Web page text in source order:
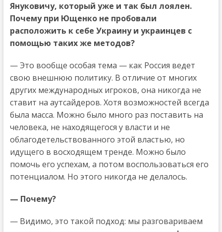
Януковичу, который уже и так был лоялен.
Почему при Ющенко не пробовали
расположить к себе Украину и украинцев с
помощью таких же методов?
— Это вообще особая тема — как Россия ведет
свою внешнюю политику. В отличие от многих
других международных игроков, она никогда не
ставит на аутсайдеров. Хотя возможностей всегда
была масса. Можно было много раз поставить на
человека, не находящегося у власти и не
облагодетельствованного этой властью, но
идущего в восходящем тренде. Можно было
помочь его успехам, а потом воспользоваться его
потенциалом. Но этого никогда не делалось.
— Почему?
— Видимо, это такой подход: мы разговариваем